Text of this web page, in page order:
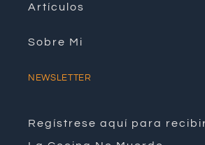
Artículos
Sobre Mi
NEWSLETTER
Regístrese aquí para